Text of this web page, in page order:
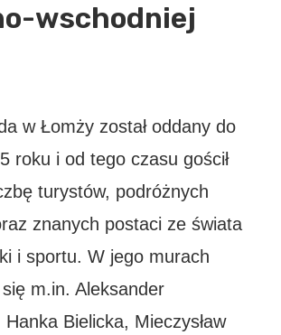
wschodniej
w Łomży został oddany do
roku i od tego czasu gościł
turystów, podróżnych
znanych postaci ze świata
i sportu. W jego murach
m.in. Aleksander
Bielicka, Mieczysław